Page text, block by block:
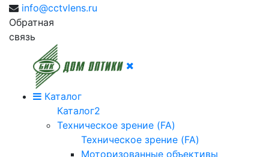
info@cctvlens.ru
Обратная
связь
Каталог
Каталог2
Техническое зрение (FA)
Техническое зрение (FA)
Моторизованные объективы